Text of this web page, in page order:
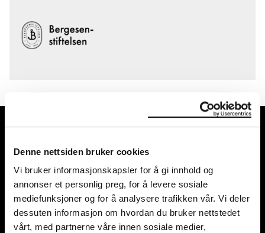
Denne nettsiden bruker cookies
Vi bruker informasjonskapsler for å gi innhold og
annonser et personlig preg, for å levere sosiale
mediefunksjoner og for å analysere trafikken vår. Vi deler
dessuten informasjon om hvordan du bruker nettstedet
vårt, med partnerne våre innen sosiale medier,
Edvard Munchs plass 1, 0194 Oslo
Ordinære åpningstider
Søn - tirs: 10 - 18
Ons - lør: 10 - 21
Se alle åpningstider